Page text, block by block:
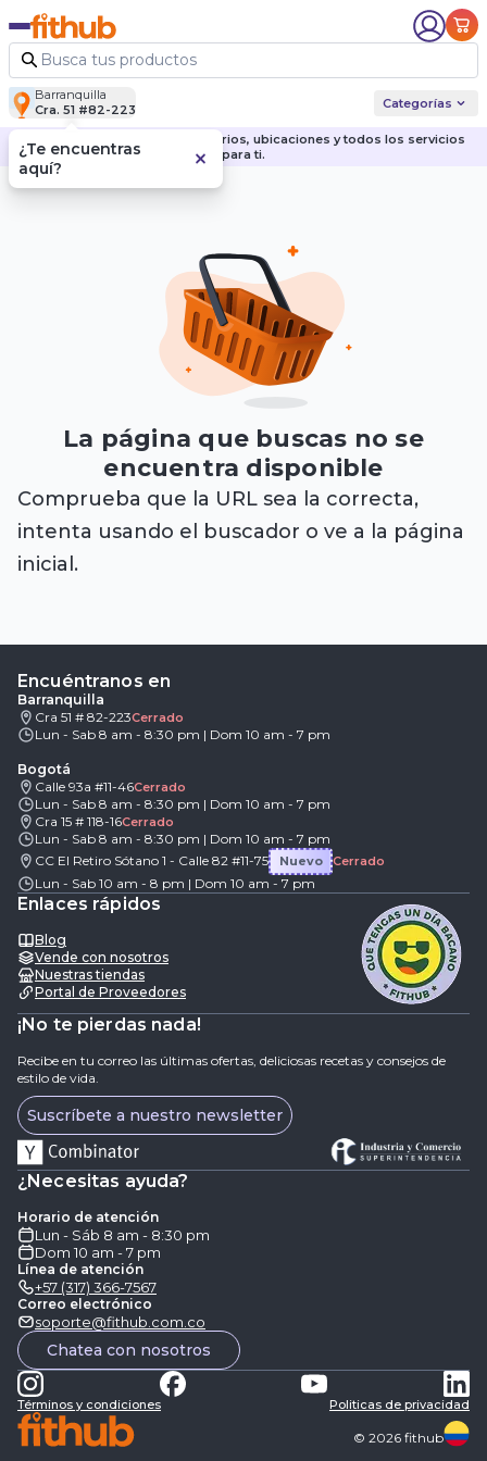
Barranquilla
Cra. 51 #82-223
Categorías
Descubre nuestras sedes, horarios, ubicaciones y todos los servicios
para ti.
La página que buscas no se
encuentra disponible
Comprueba que la URL sea la correcta,
intenta usando el buscador o ve a la página
inicial.
Encuéntranos en
Barranquilla
Cra 51 # 82-223Cerrado
Lun - Sab 8 am - 8:30 pm | Dom 10 am - 7 pm
Bogotá
Calle 93a #11-46Cerrado
Lun - Sab 8 am - 8:30 pm | Dom 10 am - 7 pm
Cra 15 # 118-16Cerrado
Lun - Sab 8 am - 8:30 pm | Dom 10 am - 7 pm
CC El Retiro Sótano 1 - Calle 82 #11-75
Nuevo Cerrado
Lun - Sab 10 am - 8 pm | Dom 10 am - 7 pm
Enlaces rápidos
Blog
Vende con nosotros
Nuestras tiendas
Portal de Proveedores
¡No te pierdas nada!
Recibe en tu correo las últimas ofertas, deliciosas recetas y consejos de
estilo de vida.
Suscríbete a nuestro newsletter
¿Necesitas ayuda?
Horario de atención
Lun - Sáb 8 am - 8:30 pm
Dom 10 am - 7 pm
Línea de atención
+57 (317) 366-7567
Correo electrónico
soporte@fithub.com.co
Chatea con nosotros
Términos y condiciones Politicas de privacidad
© 2026 fithub
¿Te encuentras
aquí?